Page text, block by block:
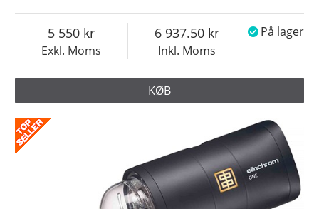
Exkl. Moms
5 550
Inkl. Moms
6 937.50 På lager
KØB